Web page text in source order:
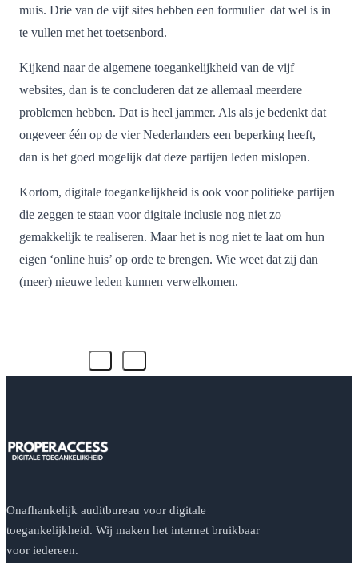
muis. Drie van de vijf sites hebben een formulier dat wel is in
te vullen met het toetsenbord.
Kijkend naar de algemene toegankelijkheid van de vijf
websites, dan is te concluderen dat ze allemaal meerdere
problemen hebben. Dat is heel jammer. Als als je bedenkt dat
ongeveer één op de vier Nederlanders een beperking heeft,
dan is het goed mogelijk dat deze partijen leden mislopen.
Kortom, digitale toegankelijkheid is ook voor politieke partijen
die zeggen te staan voor digitale inclusie nog niet zo
gemakkelijk te realiseren. Maar het is nog niet te laat om hun
eigen ‘online huis’ op orde te brengen. Wie weet dat zij dan
(meer) nieuwe leden kunnen verwelkomen.
Onafhankelijk auditbureau voor digitale
toegankelijkheid. Wij maken het internet bruikbaar
voor iedereen.